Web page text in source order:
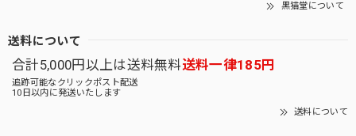
黒猫堂について
送料について
合計5,000円以上は送料無料送料一律185円
追跡可能なクリックポスト配送
10日以内に発送いたします
送料について